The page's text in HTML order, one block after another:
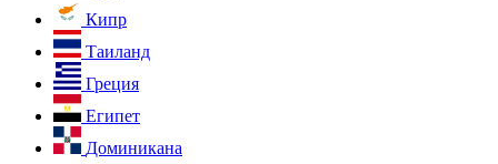
Кипр
Таиланд
Греция
Египет
Доминикана